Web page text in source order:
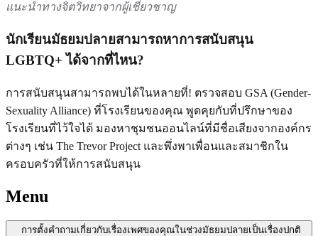
แนะนำทางจิตวิทยาจากผู้เชี่ยวชาญ
นักเรียนมัธยมปลายสามารถหาการสนับสนุน
LGBTQ+ ได้จากที่ไหน?
การสนับสนุนสามารถพบได้ในหลายที่! ตรวจสอบ GSA (Gender-
Sexuality Alliance) ที่โรงเรียนของคุณ พูดคุยกับที่ปรึกษาของ
โรงเรียนที่ไว้ใจได้ มองหาชุมชนออนไลน์ที่มีชื่อเสียงจากองค์กร
ต่างๆ เช่น The Trevor Project และพึ่งพาเพื่อนและสมาชิกใน
ครอบครัวที่ให้การสนับสนุน
Menu
การตั้งคำถามเกี่ยวกับเรื่องเพศของคุณในช่วงมัธยมปลายเป็นเรื่องปกติ